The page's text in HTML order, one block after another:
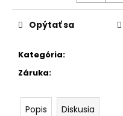
Kategória:
Záruka:
Opýtať sa
Popis Diskusia
O
p
o